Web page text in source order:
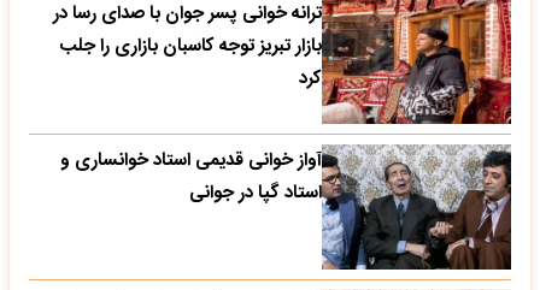
ترانه خوانی پسر جوان با صدای رسا در
بازار تبریز توجه کاسبان بازاری را جلب
کرد
آواز خوانی قدیمی استاد خوانساری و
استاد گپا در جوانی